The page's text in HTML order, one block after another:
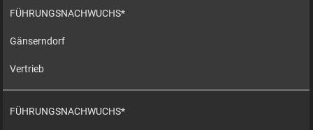
FÜHRUNGSNACHWUCHS*
Gänserndorf
Vertrieb
FÜHRUNGSNACHWUCHS*